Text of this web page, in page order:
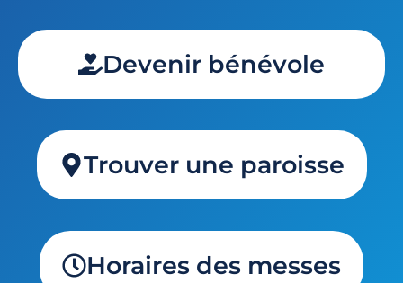
Devenir bénévole
Trouver une paroisse
Horaires des messes